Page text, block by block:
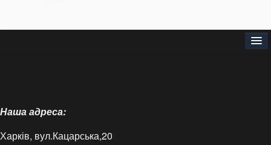
Доставка і оплата
Контакти
Наша адреса:
Харків, вул.Кацарська,20